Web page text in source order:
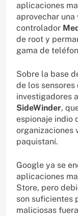
aplicaciones
aprovechar
controlador
de root y
gama de
Sobre la base
de los
investigadores
SideWinder,
espionaje indio
organizaciones
paquistaní.
Google ya se
aplicaciones
Store, pero
son suficientes
maliciosas